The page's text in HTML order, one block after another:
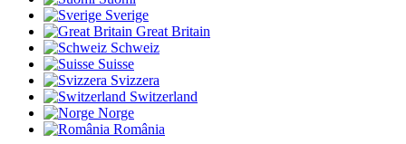
Sverige
Great Britain
Schweiz
Suisse
Svizzera
Switzerland
Norge
România